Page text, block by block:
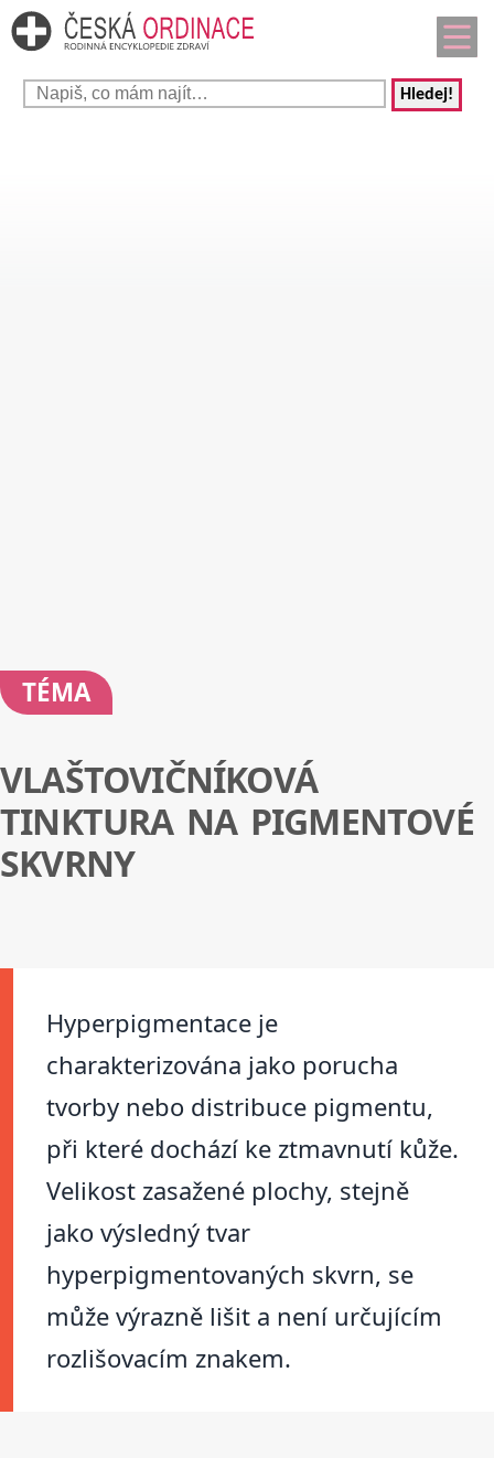
Hledej!
TÉMA
VLAŠTOVIČNÍKOVÁ
TINKTURA NA PIGMENTOVÉ
SKVRNY
Hyperpigmentace je
charakterizována jako porucha
tvorby nebo distribuce pigmentu,
při které dochází ke ztmavnutí kůže.
Velikost zasažené plochy, stejně
jako výsledný tvar
hyperpigmentovaných skvrn, se
může výrazně lišit a není určujícím
rozlišovacím znakem.